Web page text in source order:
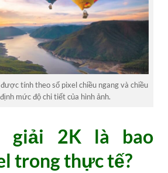
tính theo số pixel chiều ngang và chiều
mức độ chi tiết của hình ảnh.
giải 2K là bao
trong thực tế?